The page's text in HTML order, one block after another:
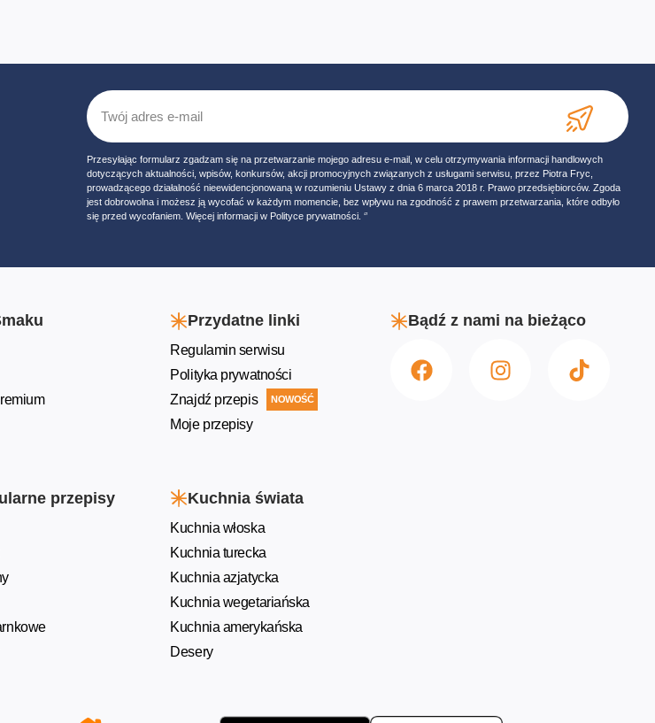
Przesyłając formularz zgadzam się na przetwarzanie mojego adresu e-mail, w celu otrzymywania informacji handlowych
dotyczących aktualności, wpisów, konkursów, akcji promocyjnych związanych z usługami serwisu, przez Piotra Fryc,
prowadzącego działalność nieewidencjonowaną w rozumieniu Ustawy z dnia 6 marca 2018 r. Prawo przedsiębiorców. Zgoda
jest dobrowolna i możesz ją wycofać w każdym momencie, bez wpływu na zgodność z prawem przetwarzania, które odbyło
się przed wycofaniem. Więcej informacji w Polityce prywatności. ‘’
Przydatne linki
Regulamin serwisu
Polityka prywatności
Znajdź przepis
NOWOŚĆ
Moje przepisy
Bądź z nami na bieżąco
przepisy Kuchnia świata
Kuchnia włoska
Kuchnia turecka
Kuchnia azjatycka
Kuchnia wegetariańska
Kuchnia amerykańska
Desery